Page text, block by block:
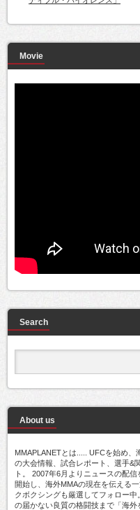
Movie
Search
About us
MMAPLANETとは..... UFCを始め、
の大会情報、試合レポート、選手&
ト。 2007年6月よりニュースの配
開始し、海外MMAの現在を伝える
クボクシングも厳選してフォロー
の届かない良質の格闘技まで「海